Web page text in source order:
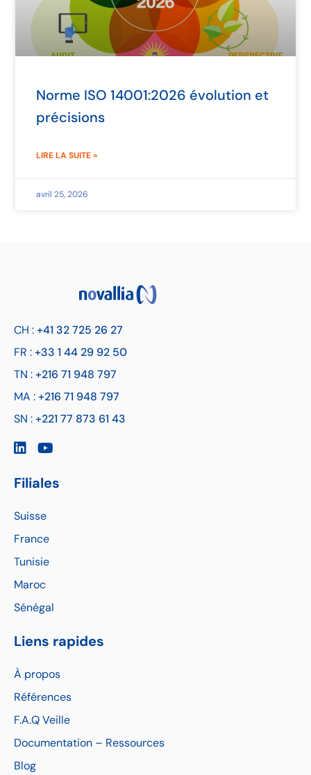
Norme ISO 14001:2026 évolution et
précisions
LIRE LA SUITE »
avril 25, 2026
CH :+41 32 725 26 27
FR :+33 1 44 29 92 50
TN :+216 71 948 797
MA :+216 71 948 797
SN :+221 77 873 61 43
Filiales
Suisse
France
Tunisie
Maroc
Sénégal
Liens rapides
À propos
Références
F.A.Q Veille
Documentation – Ressources
Blog